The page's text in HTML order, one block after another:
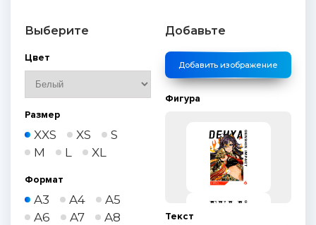
Выберите
Цвет
Размер
XXS XS
S
M
L XL
Формат
A3 A4
A5
A6
A7 A8
Добавьте
Добавить изображение
Фигура
Текст